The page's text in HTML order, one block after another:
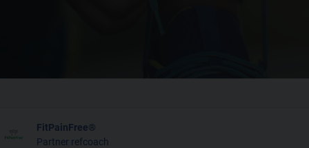
FitPainFree®
Partner refcoach